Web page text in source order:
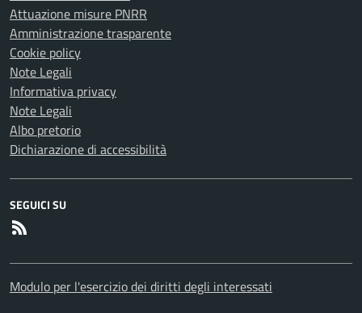
Attuazione misure PNRR
Amministrazione trasparente
Cookie policy
Note Legali
Informativa privacy
Note Legali
Albo pretorio
Dichiarazione di accessibilità
SEGUICI SU
Modulo per l'esercizio dei diritti degli interessati